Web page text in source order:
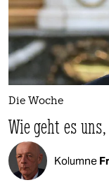
Die Woche
Wie geht es
Kolumne